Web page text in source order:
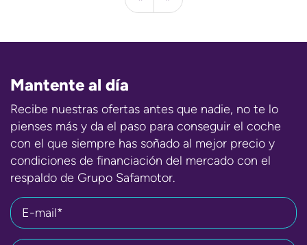
Mantente al día
Recibe nuestras ofertas antes que nadie, no te lo
pienses más y da el paso para conseguir el coche
con el que siempre has soñado al mejor precio y
condiciones de financiación del mercado con el
respaldo de Grupo Safamotor.
E-mail*